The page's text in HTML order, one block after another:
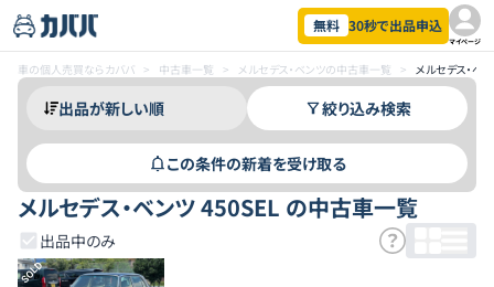
無料 30秒で出品申込
マイページ
車の個人売買ならカババ > 中古車一覧 > メルセデス・ベンツの中古車一覧 > メルセデス・ベ
絞り込み検索
この条件の新着を受け取る
メルセデス・ベンツ 450SEL の中古車一覧
出品中のみ
SOLD